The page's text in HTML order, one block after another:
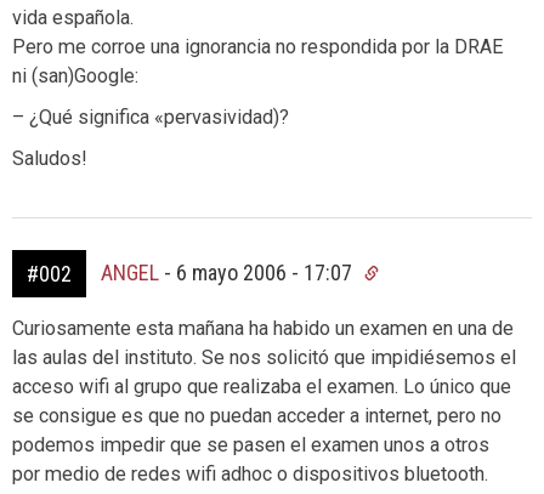
vida española.
Pero me corroe una ignorancia no respondida por la DRAE
ni (san)Google:
– ¿Qué significa «pervasividad)?
Saludos!
#002 ANGEL - 6 mayo 2006 - 17:07
Curiosamente esta mañana ha habido un examen en una de
las aulas del instituto. Se nos solicitó que impidiésemos el
acceso wifi al grupo que realizaba el examen. Lo único que
se consigue es que no puedan acceder a internet, pero no
podemos impedir que se pasen el examen unos a otros
por medio de redes wifi adhoc o dispositivos bluetooth.